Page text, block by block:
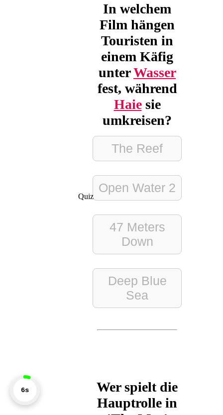
Quiz
7s
In welchem
Film hängen
Touristen in
einem Käfig
unterWasser
fest, während
Haiesie
umkreisen?
The Reef
Open Water 2
47 Meters
Down
Deep Blue
Sea
Wer spielt die
Hauptrolle in